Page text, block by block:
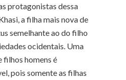
protagonistas dessa
a filha mais nova de
semelhante ao do filho
ocidentais. Uma
homens é
pois somente as filhas